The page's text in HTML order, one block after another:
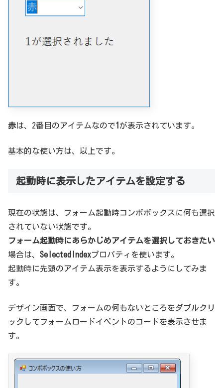
赤は、2番目のアイテムなので1 が表示されています。
基本的な使い方は、以上です。
起動時に表示したアイテムを設定する
現在の状態は、フォーム起動時コンボボックスに何も選択
されていない状態です。
フォーム起動時にあらかじめアイテムを選択しておきたい
場合は、 SelectedIndexプロパティを使います。
起動時に先頭のアイテム表示を表示するようにしてみま
す。
デザイン画面で、フォームの何もないところをダブルクリ
ックしてフォームロードイベントのコードを表示させま
す。